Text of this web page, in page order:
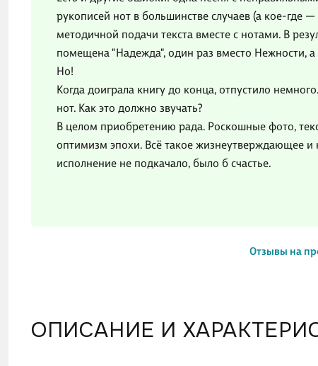
ОПИСАНИЕ И
рукописей нот в большинстве случаев (а кое-где
методичной подачи текста вместе с нотами. В
помещена "Надежда", один раз вместо Нежности,
Но!
Когда доиграла книгу до конца, отпустило
нот. Как это должно звучать?
В целом приобретению рада. Роскошные фото,
оптимизм эпохи. Всё такое жизнеутверждающее
исполнение не подкачало, было б счастье.
Отзывы на